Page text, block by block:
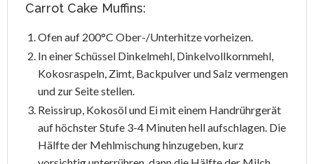
Carrot Cake Muffins:
Ofen auf 200°C Ober-/Unterhitze vorheizen.
In einer Schüssel Dinkelmehl, Dinkelvollkornmehl,
Kokosraspeln, Zimt, Backpulver und Salz vermengen
und zur Seite stellen.
Reissirup, Kokosöl und Ei mit einem Handrührgerät
auf höchster Stufe 3-4 Minuten hell aufschlagen. Die
Hälfte der Mehlmischung hinzugeben, kurz